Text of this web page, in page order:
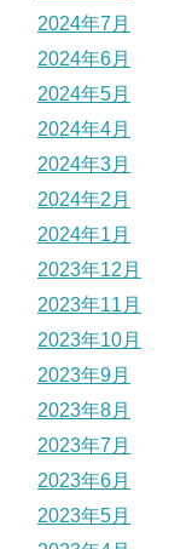
2024年7月
2024年6月
2024年5月
2024年4月
2024年3月
2024年2月
2024年1月
2023年12月
2023年11月
2023年10月
2023年9月
2023年8月
2023年7月
2023年6月
2023年5月